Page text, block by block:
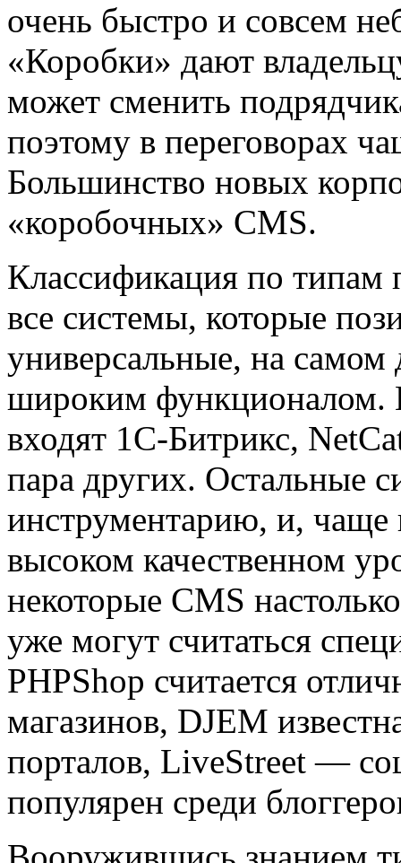
очень быстро и совсем
«Коробки» дают
может сменить
поэтому в переговорах
Большинство новых
«коробочных» CMS.
Классификация по типам
все системы, которые
универсальные, на самом
широким функционалом.
входят 1С-Битрикс,
пара других. Остальные
инструментарию, и, чаще
высоком качественном
некоторые CMS
уже могут считаться
PHPShop считается
магазинов, DJEM
порталов, LiveStreet —
популярен среди